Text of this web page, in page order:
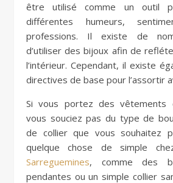
être utilisé comme un outil
différentes humeurs,
professions. Il existe de
d’utiliser des bijoux afin de
l’intérieur. Cependant, il existe
directives de base pour l’assortir
Si vous portez des vêtements
vous souciez pas du type de
de collier que vous souhaitez
quelque chose de simple
Sarreguemines, comme des
pendantes ou un simple collier